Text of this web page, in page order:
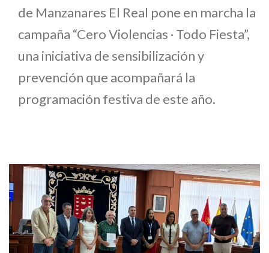
de Manzanares El Real pone en marcha la
campaña “Cero Violencias · Todo Fiesta”,
una iniciativa de sensibilización y
prevención que acompañará la
programación festiva de este año.